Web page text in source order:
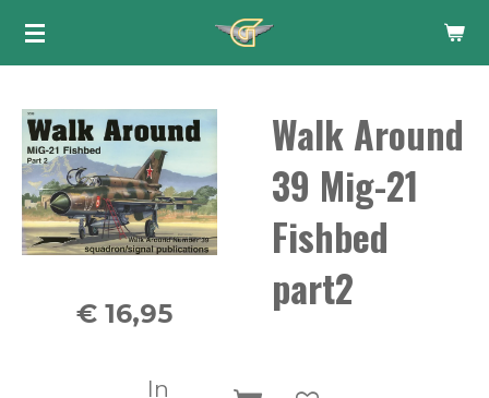
Ga
de
hoofdinhoud
Walk Around
39 Mig-21
Fishbed
part2
€ 16,95
In